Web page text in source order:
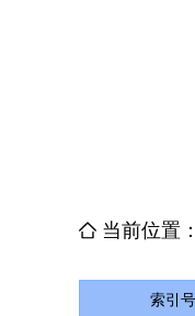
当前位置：
索引号